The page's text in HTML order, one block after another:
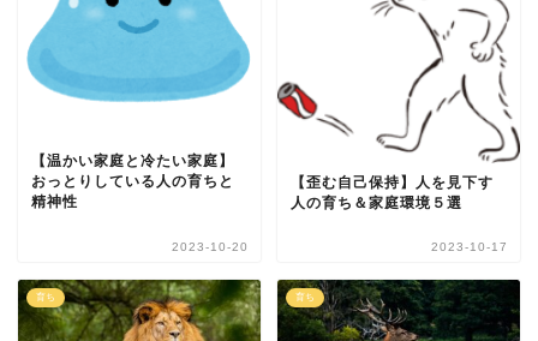
【温かい家庭と冷たい家庭】
おっとりしている人の育ちと
精神性
2023-10-20
【歪む自己保持】人を見下す
人の育ち＆家庭環境５選
2023-10-17
育ち 育ち